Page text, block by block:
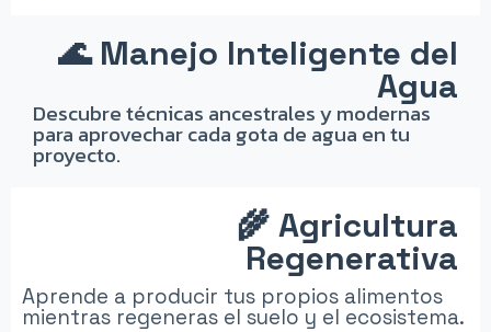
🌊 Manejo Inteligente del
Agua
Descubre técnicas ancestrales y modernas
para aprovechar cada gota de agua en tu
proyecto.
🌾 Agricultura
Regenerativa
Aprende a producir tus propios alimentos
mientras regeneras el suelo y el ecosistema.